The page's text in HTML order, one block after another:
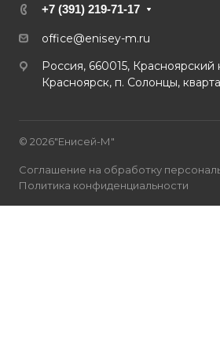
+7 (391) 219-71-17
office@enisey-m.ru
Россия, 660015, Красноярский
Красноярск, п. Солонцы,
© 2026"Енисей-М"
Соглашение на обработку
Политика конфиденциальности